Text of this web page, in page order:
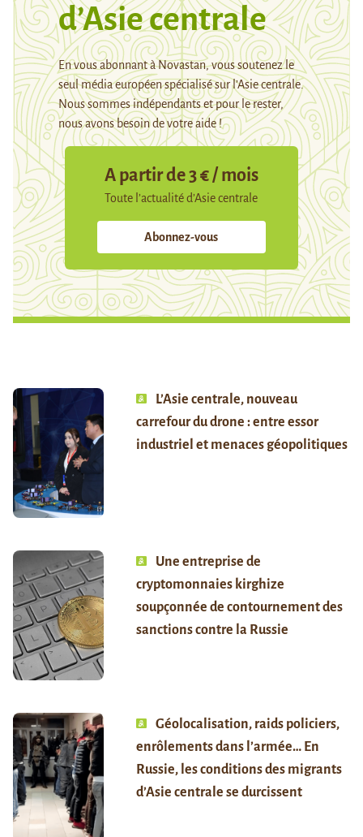
d’Asie centrale
En vous abonnant à Novastan, vous soutenez le
seul média européen spécialisé sur l’Asie centrale.
Nous sommes indépendants et pour le rester,
nous avons besoin de votre aide !
A partir de 3 € / mois
Toute l’actualité d’Asie centrale
Abonnez-vous
L’Asie centrale, nouveau
carrefour du drone : entre essor
industriel et menaces géopolitiques
Une entreprise de
cryptomonnaies kirghize
soupçonnée de contournement des
sanctions contre la Russie
Géolocalisation, raids policiers,
enrôlements dans l’armée… En
Russie, les conditions des migrants
d’Asie centrale se durcissent